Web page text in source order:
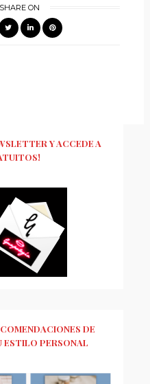
SHARE ON
Y ACCEDE A
DE
ESTILO PERSONAL